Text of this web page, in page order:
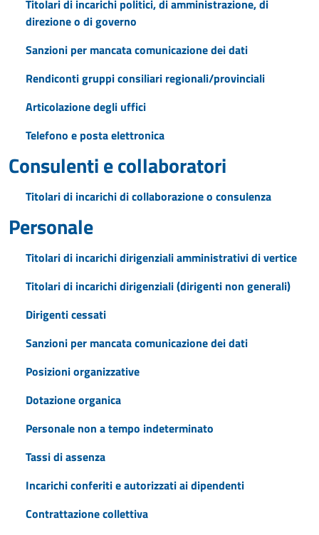
Titolari di incarichi politici, di amministrazione, di
direzione o di governo
Sanzioni per mancata comunicazione dei dati
Rendiconti gruppi consiliari regionali/provinciali
Articolazione degli uffici
Telefono e posta elettronica
Consulenti e collaboratori
Titolari di incarichi di collaborazione o consulenza
Personale
Titolari di incarichi dirigenziali amministrativi di vertice
Titolari di incarichi dirigenziali (dirigenti non generali)
Dirigenti cessati
Sanzioni per mancata comunicazione dei dati
Posizioni organizzative
Dotazione organica
Personale non a tempo indeterminato
Tassi di assenza
Incarichi conferiti e autorizzati ai dipendenti
Contrattazione collettiva